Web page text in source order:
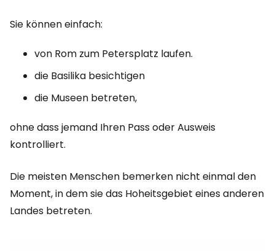
Sie können einfach:
von Rom zum Petersplatz laufen.
die Basilika besichtigen
die Museen betreten,
ohne dass jemand Ihren Pass oder Ausweis
kontrolliert.
Die meisten Menschen bemerken nicht einmal den
Moment, in dem sie das Hoheitsgebiet eines anderen
Landes betreten.